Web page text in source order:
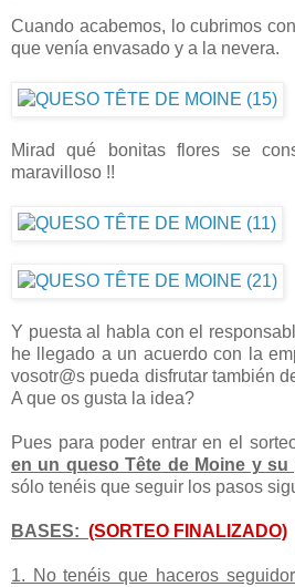
Cuando acabemos, lo cubrimos
que venía envasado y a la nevera.
Mirad qué bonitas flores se
maravilloso !!
Y puesta al habla con el
he llegado a un acuerdo con la
vosotr@s pueda disfrutar también
A que os gusta la idea?
Pues para poder entrar en el
en un queso Tête de Moine y su
sólo tenéis que seguir los pasos
BASES: (SORTEO FINALIZADO)
1. No tenéis que haceros